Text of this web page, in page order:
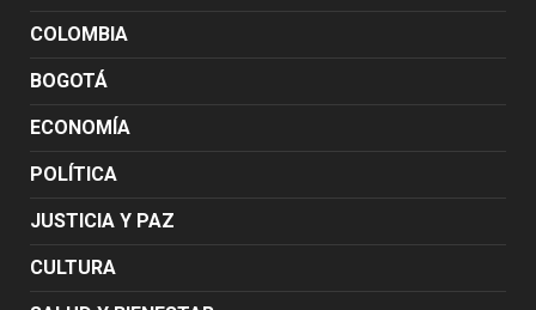
COLOMBIA
BOGOTÁ
ECONOMÍA
POLÍTICA
JUSTICIA Y PAZ
CULTURA